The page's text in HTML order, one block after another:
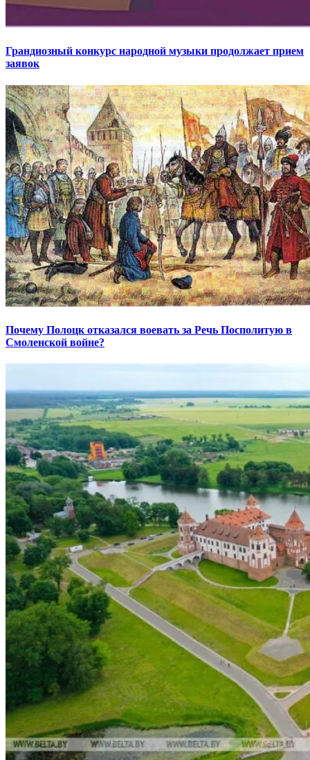
Грандиозный конкурс народной музыки продолжает прием
заявок
Почему Полоцк отказался воевать за Речь Посполитую в
Смоленской войне?